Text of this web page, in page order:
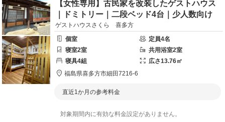
【女性専用】古民家を改装したゲストハウス
｜ドミトリー｜二段ベッド4台｜少人数向け
ゲストハウスさくら 喜多方
個室
定員4名
寝室2室 共用浴室2室
寝具4組 広さ13.76㎡
福島県喜多方市細田7216-6
直近1か月の参考料金
対象期間内に有効な料金設定がありません。